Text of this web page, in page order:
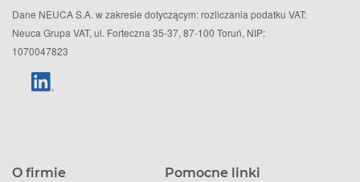
Dane NEUCA S.A. w zakresie dotyczącym: rozliczania podatku VAT:
Neuca Grupa VAT, ul. Forteczna 35-37, 87-100 Toruń, NIP:
1070047823
O firmie Pomocne linki